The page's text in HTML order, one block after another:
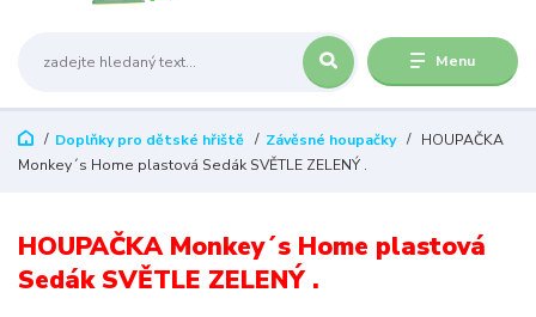
Menu
Doplňky pro dětské hřiště Závěsné houpačky
HOUPAČKA
Monkey´s Home plastová Sedák SVĚTLE ZELENÝ .
HOUPAČKA Monkey´s Home plastová
Sedák SVĚTLE ZELENÝ .